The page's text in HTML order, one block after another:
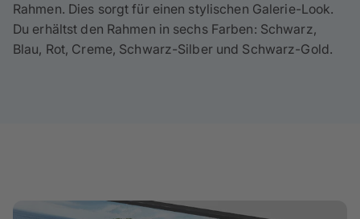
Rahmen. Dies sorgt für einen stylischen Galerie-Look.
Du erhältst den Rahmen in sechs Farben: Schwarz,
Blau, Rot, Creme, Schwarz-Silber und Schwarz-Gold.